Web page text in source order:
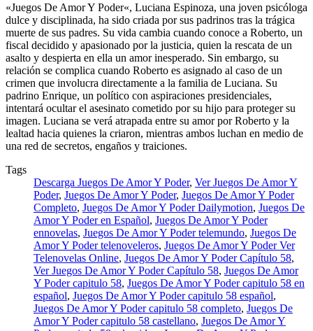
«Juegos De Amor Y Poder«, Luciana Espinoza, una joven psicóloga
dulce y disciplinada, ha sido criada por sus padrinos tras la trágica
muerte de sus padres. Su vida cambia cuando conoce a Roberto, un
fiscal decidido y apasionado por la justicia, quien la rescata de un
asalto y despierta en ella un amor inesperado. Sin embargo, su
relación se complica cuando Roberto es asignado al caso de un
crimen que involucra directamente a la familia de Luciana. Su
padrino Enrique, un político con aspiraciones presidenciales,
intentará ocultar el asesinato cometido por su hijo para proteger su
imagen. Luciana se verá atrapada entre su amor por Roberto y la
lealtad hacia quienes la criaron, mientras ambos luchan en medio de
una red de secretos, engaños y traiciones.
Tags
Descarga Juegos De Amor Y Poder, Ver Juegos De Amor Y
Poder, Juegos De Amor Y Poder, Juegos De Amor Y Poder
Completo, Juegos De Amor Y Poder Dailymotion, Juegos De
Amor Y Poder en Español, Juegos De Amor Y Poder
ennovelas, Juegos De Amor Y Poder telemundo, Juegos De
Amor Y Poder telenoveleros, Juegos De Amor Y Poder Ver
Telenovelas Online, Juegos De Amor Y Poder Capítulo 58,
Ver Juegos De Amor Y Poder Capítulo 58, Juegos De Amor
Y Poder capitulo 58, Juegos De Amor Y Poder capitulo 58 en
español, Juegos De Amor Y Poder capitulo 58 español,
Juegos De Amor Y Poder capitulo 58 completo, Juegos De
Amor Y Poder capitulo 58 castellano, Juegos De Amor Y